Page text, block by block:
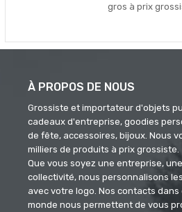
gros à prix
À PROPOS DE NOUS
Grossiste et importateur d'objets
cadeaux d'entreprise, goodies
de fête, accessoires, bijoux. Nous
milliers de produits à prix grossiste.
Que vous soyez une entreprise,
collectivité, nous personnalisons
avec votre logo. Nos contacts
monde nous permettent de vous